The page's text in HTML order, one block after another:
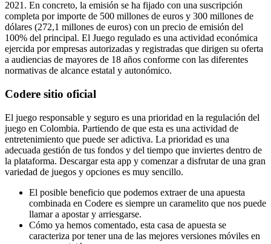
2021. En concreto, la emisión se ha fijado con una suscripción
completa por importe de 500 millones de euros y 300 millones de
dólares (272,1 millones de euros) con un precio de emisión del
100% del principal. El Juego regulado es una actividad económica
ejercida por empresas autorizadas y registradas que dirigen su oferta
a audiencias de mayores de 18 años conforme con las diferentes
normativas de alcance estatal y autonómico.
Codere sitio oficial
El juego responsable y seguro es una prioridad en la regulación del
juego en Colombia. Partiendo de que esta es una actividad de
entretenimiento que puede ser adictiva. La prioridad es una
adecuada gestión de tus fondos y del tiempo que inviertes dentro de
la plataforma. Descargar esta app y comenzar a disfrutar de una gran
variedad de juegos y opciones es muy sencillo.
El posible beneficio que podemos extraer de una apuesta
combinada en Codere es siempre un caramelito que nos puede
llamar a apostar y arriesgarse.
Cómo ya hemos comentado, esta casa de apuesta se
caracteriza por tener una de las mejores versiones móviles en